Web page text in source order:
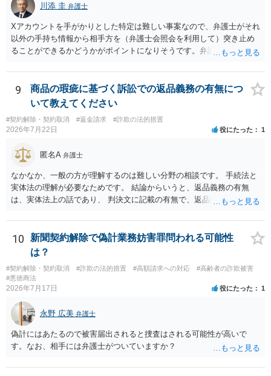
川添 圭 弁護士
Xアカウントを手がかりとした特定は難しい事案なので、弁護士がそれ
以外の手持ち情報から相手方を（弁護士会照会を利用して）突き止め
ることができるかどうかがポイントになりそうです。弁護士による調
せることになるでしょう。見通しについては、実際の資料等を弁護士
に検討してもらう必要があると思います。弁護士費用は自由化されて
いますので個別に確認いただく必要がありますが、そもそも回収でき
るかどうかが問題になり得る事案であり、被害額の規模からみると、
仮に回収できたとしても弁護士費用を差し引いた実質回収分はかなり
少なくなる可能性もあるように思います。
9
商品の瑕疵に基づく訴訟での返品義務の有無につ
いて教えてください
#契約解除・契約取消 #返金請求 #詐欺の法的措置
2026年7月22日 役にたった 1
匿名A 弁護士
なかなか、一般の方が理解するのは難しい分野の相談です。 手続法と
実体法の理解が必要なためです。 結論からいうと、返品義務の有無
は、実体法上の話であり、 判決文に記載の有無で、返品義務の有無が
品せよ」と判決文に書かれていなくても、 全額支払い判決の前提とし
て、契約不適合責任を理由に契約を解除してれば、 原状回復義務とし
て、相談者さんは、商品の返品義務を負うことになります。 ただし、
訴訟上何等かの形で、返品義務の有無が争われ争点化していたが、 結
論として、返品義務が存在しないというような判断が判決理由中で下
されていれば、 相手は返品請求を再度主張できない可能性はあります
10
新聞契約解除で偽計業務妨害罪問われる可能性
は？
#契約解除・契約取消 #詐欺の法的措置 #高額請求への対応
#高齢者の詐欺被害
#悪徳商法
2026年7月17日 役にたった 1
永野 広美 弁護士
偽計にはあたるので被害届出されると捜査はされる可能性が高いで
す。なお、相手には弁護士がついていますか？